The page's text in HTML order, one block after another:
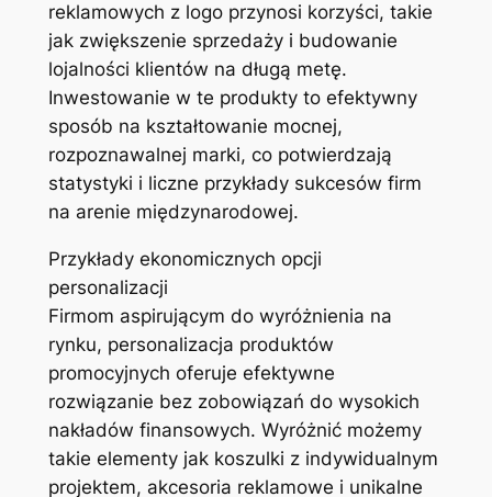
reklamowych z logo przynosi korzyści, takie
jak zwiększenie sprzedaży i budowanie
lojalności klientów na długą metę.
Inwestowanie w te produkty to efektywny
sposób na kształtowanie mocnej,
rozpoznawalnej marki, co potwierdzają
statystyki i liczne przykłady sukcesów firm
na arenie międzynarodowej.
Przykłady ekonomicznych opcji
personalizacji
Firmom aspirującym do wyróżnienia na
rynku, personalizacja produktów
promocyjnych oferuje efektywne
rozwiązanie bez zobowiązań do wysokich
nakładów finansowych. Wyróżnić możemy
takie elementy jak koszulki z indywidualnym
projektem, akcesoria reklamowe i unikalne